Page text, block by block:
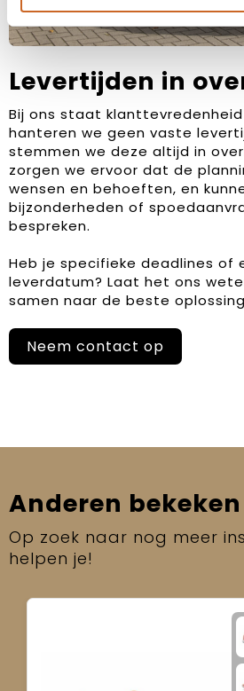
Levertijden in
Bij ons staat
hanteren we geen vaste
stemmen we deze altijd in
zorgen we ervoor dat de
wensen en behoeften, en
bijzonderheden of
bespreken.
Heb je specifieke deadlines of
leverdatum? Laat het ons
samen naar de beste
Neem contact op
Anderen
Op zoek naar nog meer
helpen je!